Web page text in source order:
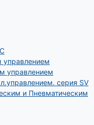
управлением
управлением
серия SV
и Пневматическим